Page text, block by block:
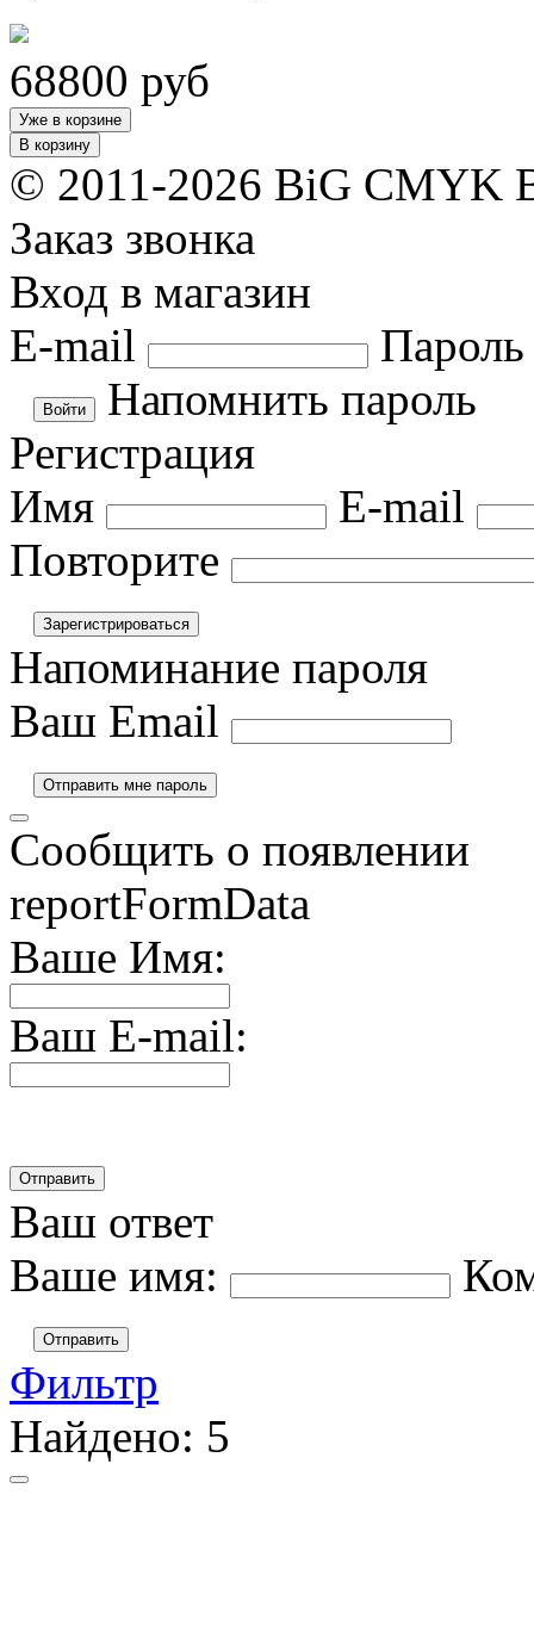
68800 руб
Уже в корзине
В корзину
© 2011-2026 BiG CMYK
Заказ звонка
Вход в магазин
E-mail
Пароль
Напомнить пароль
Регистрация
Имя
E-mail
Повторите
Напоминание пароля
Ваш Email
Сообщить о появлении
reportFormData
Ваше Имя:
Ваш E-mail:
Ваш ответ
Ваше имя:
Отправить
Фильтр
Найдено: 5